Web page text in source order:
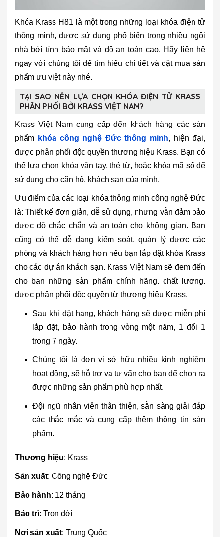
Khóa Krass H81 là một trong những loại khóa điện tử
thông minh, được sử dụng phổ biến trong nhiều ngôi
nhà bởi tính bảo mật và độ an toàn cao. Hãy liên hệ
ngay với chúng tôi để tìm hiểu chi tiết và đặt mua sản
phẩm ưu việt này nhé.
TẠI SAO NÊN LỰA CHỌN KHÓA ĐIỆN TỬ KRASS
PHÂN PHỐI BỞI KRASS VIỆT NAM?
Krass Việt Nam cung cấp đến khách hàng các sản
phẩm khóa công nghệ Đức thông minh, hiện đại,
được phân phối độc quyền thương hiệu Krass. Bạn có
thể lựa chọn khóa vân tay, thẻ từ, hoặc khóa mã số để
sử dụng cho căn hộ, khách sạn của mình.
Ưu điểm của các loại khóa thông minh công nghệ Đức
là: Thiết kế đơn giản, dễ sử dụng, nhưng vẫn đảm bảo
được độ chắc chắn và an toàn cho không gian. Bạn
cũng có thể dễ dàng kiểm soát, quản lý được các
phòng và khách hàng hơn nếu bạn lắp đặt khóa Krass
cho các dự án khách sạn. Krass Việt Nam sẽ đem đến
cho bạn những sản phẩm chính hãng, chất lượng,
được phân phối độc quyền từ thương hiệu Krass.
Sau khi đặt hàng, khách hàng sẽ được miễn phí
lắp đặt, bảo hành trong vòng một năm, 1 đổi 1
trong 7 ngày.
Chúng tôi là đơn vị sở hữu nhiều kinh nghiệm
hoạt động, sẽ hỗ trợ và tư vấn cho bạn để chọn ra
được những sản phẩm phù hợp nhất.
Đội ngũ nhân viên thân thiện, sẵn sàng giải đáp
các thắc mắc và cung cấp thêm thông tin sản
phẩm.
Thương hiệu: Krass
Sản xuất: Công nghệ Đức
Bảo hành: 12 tháng
Bảo trì: Trọn đời
Nơi sản xuất: Trung Quốc